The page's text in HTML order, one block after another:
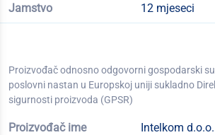
Jamstvo 12 mjeseci
Proizvođač odnosno odgovorni gospodarski
poslovni nastan u Europskoj uniji sukladno
sigurnosti proizvoda (GPSR)
Proizvođač ime
Intelkom d.o.o.